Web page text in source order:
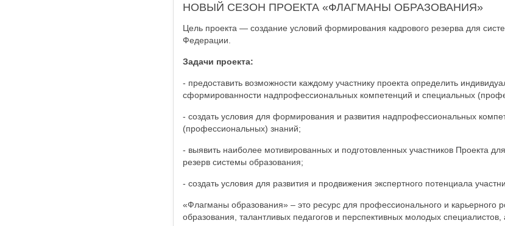
НОВЫЙ СЕЗОН ПРОЕКТА «ФЛАГМАНЫ ОБРАЗОВАНИЯ»
Цель проекта — создание условий формирования кадрового резерва для
Федерации.
Задачи проекта:
- предоставить возможности каждому участнику проекта определить
сформированности надпрофессиональных компетенций и специальных
- создать условия для формирования и развития надпрофессиональных
(профессиональных) знаний;
- выявить наиболее мотивированных и подготовленных участников Проекта
резерв системы образования;
- создать условия для развития и продвижения экспертного потенциала
«Флагманы образования» – это ресурс для профессионального и карьерного
образования, талантливых педагогов и перспективных молодых